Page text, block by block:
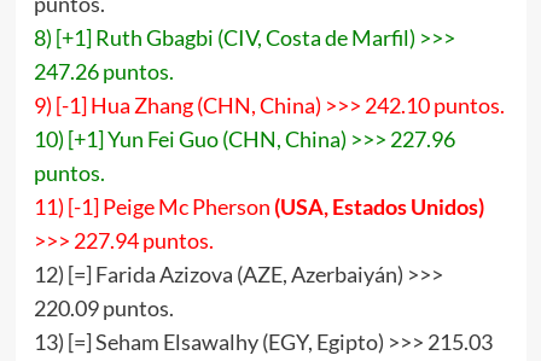
8) [+1] Ruth Gbagbi (CIV, Costa de Marfil) >>>
247.26 puntos.
9) [-1] Hua Zhang (CHN, China) >>> 242.10 puntos.
10) [+1] Yun Fei Guo (CHN, China) >>> 227.96
puntos.
11) [-1] Peige Mc Pherson (USA,Estados Unidos)
>>> 227.94 puntos.
12) [=] Farida Azizova (AZE, Azerbaiyán) >>>
220.09 puntos.
13) [=] Seham Elsawalhy (EGY, Egipto) >>> 215.03